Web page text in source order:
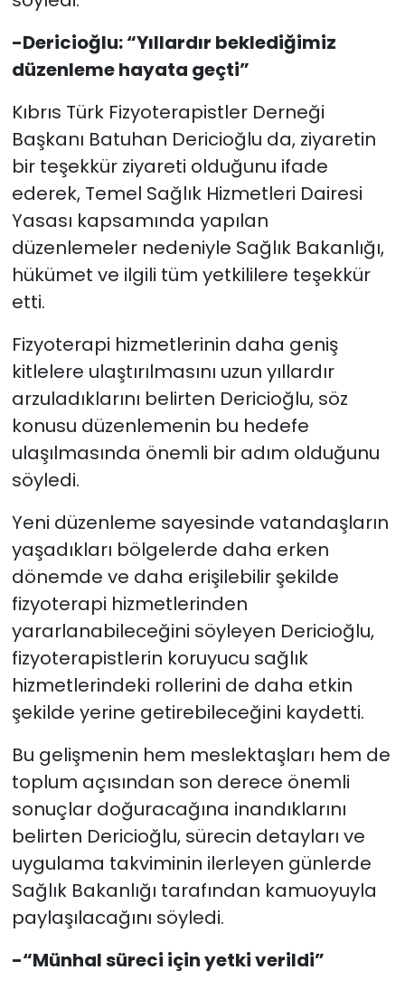
-Dericioğlu: “Yıllardır beklediğimiz
düzenleme hayata geçti”
Kıbrıs Türk Fizyoterapistler Derneği
Başkanı Batuhan Dericioğlu da, ziyaretin
bir teşekkür ziyareti olduğunu ifade
ederek, Temel Sağlık Hizmetleri Dairesi
Yasası kapsamında yapılan
düzenlemeler nedeniyle Sağlık Bakanlığı,
hükümet ve ilgili tüm yetkililere teşekkür
etti.
Fizyoterapi hizmetlerinin daha geniş
kitlelere ulaştırılmasını uzun yıllardır
arzuladıklarını belirten Dericioğlu, söz
konusu düzenlemenin bu hedefe
ulaşılmasında önemli bir adım olduğunu
söyledi.
Yeni düzenleme sayesinde vatandaşların
yaşadıkları bölgelerde daha erken
dönemde ve daha erişilebilir şekilde
fizyoterapi hizmetlerinden
yararlanabileceğini söyleyen Dericioğlu,
fizyoterapistlerin koruyucu sağlık
hizmetlerindeki rollerini de daha etkin
şekilde yerine getirebileceğini kaydetti.
Bu gelişmenin hem meslektaşları hem de
toplum açısından son derece önemli
sonuçlar doğuracağına inandıklarını
belirten Dericioğlu, sürecin detayları ve
uygulama takviminin ilerleyen günlerde
Sağlık Bakanlığı tarafından kamuoyuyla
paylaşılacağını söyledi.
-“Münhal süreci için yetki verildi”